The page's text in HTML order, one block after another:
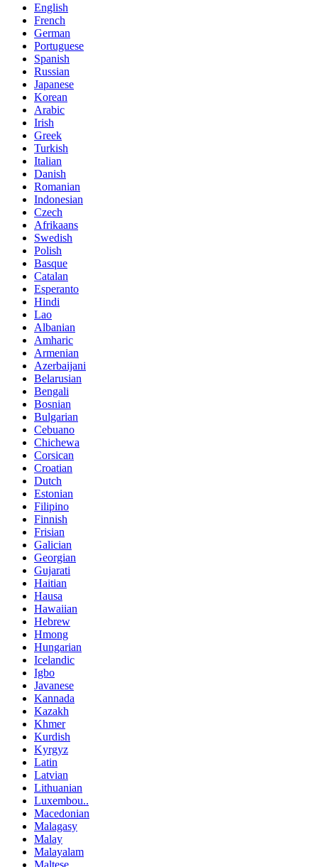
English
French
German
Portuguese
Spanish
Russian
Japanese
Korean
Arabic
Irish
Greek
Turkish
Italian
Danish
Romanian
Indonesian
Czech
Afrikaans
Swedish
Polish
Basque
Catalan
Esperanto
Hindi
Lao
Albanian
Amharic
Armenian
Azerbaijani
Belarusian
Bengali
Bosnian
Bulgarian
Cebuano
Chichewa
Corsican
Croatian
Dutch
Estonian
Filipino
Finnish
Frisian
Galician
Georgian
Gujarati
Haitian
Hausa
Hawaiian
Hebrew
Hmong
Hungarian
Icelandic
Igbo
Javanese
Kannada
Kazakh
Khmer
Kurdish
Kyrgyz
Latin
Latvian
Lithuanian
Luxembou..
Macedonian
Malagasy
Malay
Malayalam
Maltese